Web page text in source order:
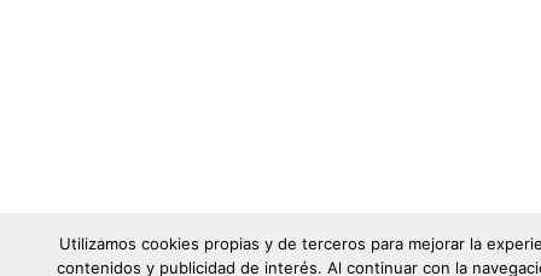
Utilizamos cookies propias y de terceros para mejorar la
contenidos y publicidad de interés. Al continuar con la